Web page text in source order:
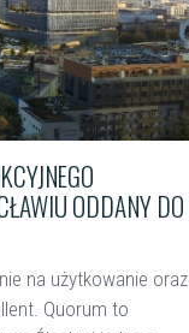
ODDANY DO
na użytkowanie oraz
Quorum to